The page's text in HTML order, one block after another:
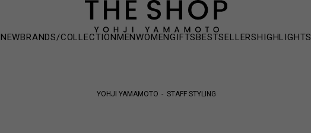
NEWBRANDS/COLLECTIONMENWOMENGIFTSBESTSELLERSHIGHLIGHTS
YOHJI YAMAMOTO STAFF STYLING